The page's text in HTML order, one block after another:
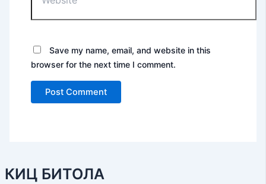
Save my name, email, and website in this
browser for the next time I comment.
КИЦ БИТОЛА